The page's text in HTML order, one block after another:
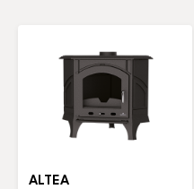
ALTEA